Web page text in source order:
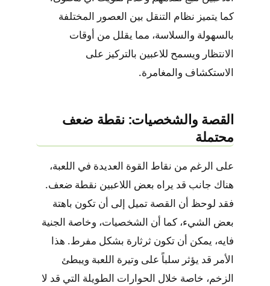
كما يتميز نظام التنقل بين العصور المختلفة
بالسهولة والسلاسة، مما يقلل من أوقات
الانتظار ويسمح للاعبين بالتركيز على
الاستكشاف والمغامرة.
القصة والشخصيات: نقطة ضعف
محتملة
على الرغم من نقاط القوة العديدة في اللعبة،
هناك جانب قد يراه بعض اللاعبين نقطة ضعف.
فقد لوحظ أن القصة تميل إلى أن تكون باهتة
بعض الشيء، كما أن الشخصيات، وخاصة الجنية
فايه، يمكن أن تكون ثرثارة بشكل مفرط. هذا
الأمر قد يؤثر سلباً على وتيرة اللعبة ويبطئ
الزخم، خاصة خلال الحوارات الطويلة التي قد لا